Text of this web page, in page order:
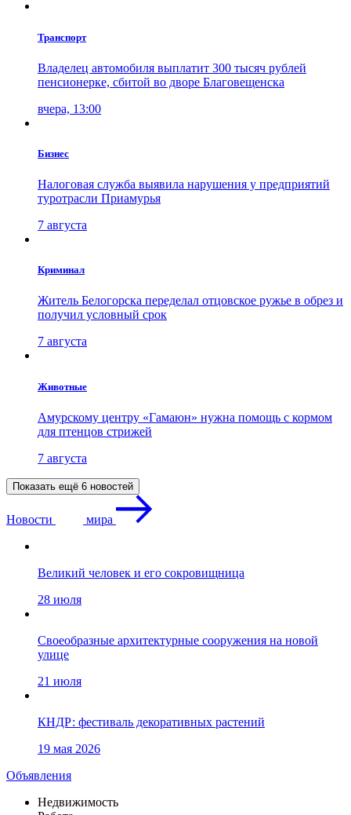
Транспорт
Владелец автомобиля выплатит 300 тысяч рублей
пенсионерке, сбитой во дворе Благовещенска
вчера, 13:00
Бизнес
Налоговая служба выявила нарушения у предприятий
туротрасли Приамурья
7 августа
Криминал
Житель Белогорска переделал отцовское ружье в обрез и
получил условный срок
7 августа
Животные
Амурскому центру «Гамаюн» нужна помощь с кормом
для птенцов стрижей
7 августа
Показать ещё 6 новостей
Новости мира
Великий человек и его сокровищница
28 июля
Своеобразные архитектурные сооружения на новой
улице
21 июля
КНДР: фестиваль декоративных растений
19 мая 2026
Объявления
Недвижимость